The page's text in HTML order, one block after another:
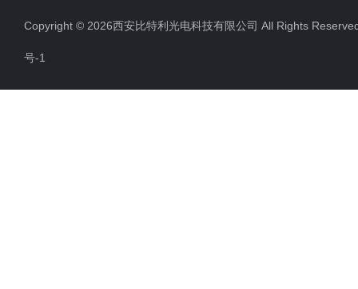
Copyright © 2026西安比特利光电科技有限公司 All Rights
号-1